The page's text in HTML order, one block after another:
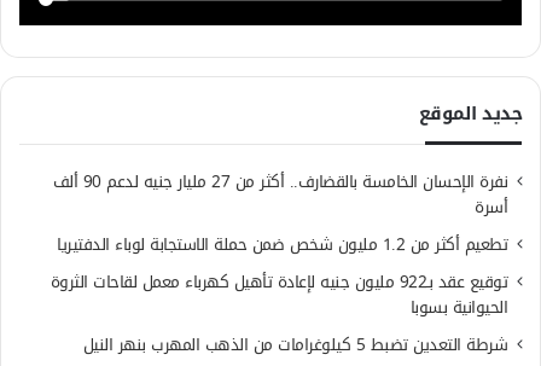
جديد الموقع
نفرة الإحسان الخامسة بالقضارف.. أكثر من 27 مليار جنيه لدعم 90 ألف
أسرة
تطعيم أكثر من 1.2 مليون شخص ضمن حملة الاستجابة لوباء الدفتيريا
توقيع عقد بـ922 مليون جنيه لإعادة تأهيل كهرباء معمل لقاحات الثروة
الحيوانية بسوبا
شرطة التعدين تضبط 5 كيلوغرامات من الذهب المهرب بنهر النيل